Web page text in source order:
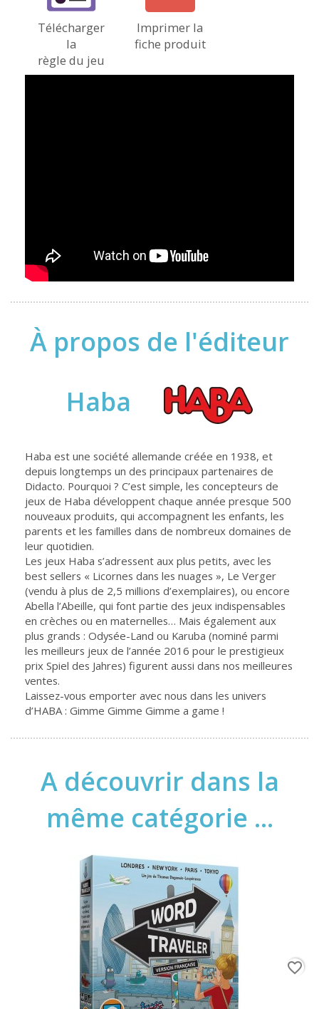
Télécharger
la
règle du jeu
Imprimer la
fiche produit
À propos de l'éditeur
Haba
Haba est une société allemande créée en 1938, et
depuis longtemps un des principaux partenaires de
Didacto. Pourquoi ? C’est simple, les concepteurs de
jeux de Haba développent chaque année presque 500
nouveaux produits, qui accompagnent les enfants, les
parents et les familles dans de nombreux domaines de
leur quotidien.
Les jeux Haba s’adressent aux plus petits, avec les
best sellers « Licornes dans les nuages », Le Verger
(vendu à plus de 2,5 millions d’exemplaires), ou encore
Abella l’Abeille, qui font partie des jeux indispensables
en crèches ou en maternelles… Mais également aux
plus grands : Odysée-Land ou Karuba (nominé parmi
les meilleurs jeux de l’année 2016 pour le prestigieux
prix Spiel des Jahres) figurent aussi dans nos meilleures
ventes.
Laissez-vous emporter avec nous dans les univers
d’HABA : Gimme Gimme Gimme a game !
A découvrir dans la
même catégorie ...
favorite_border